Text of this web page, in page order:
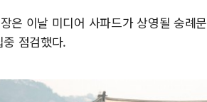
은 이날 미디어 사파드가 상영될 숭례
점검했다.